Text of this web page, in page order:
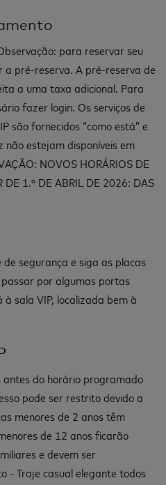
para reservar seu
a pré-reserva. A pré-reserva de
a uma taxa adicional. Para
fazer login. Os serviços de
são fornecidos “como está” e
não estejam disponíveis em
NOVOS HORÁRIOS DE
1.º DE ABRIL DE 2026: DAS
segurança e siga as placas
passar por algumas portas
sala VIP, localizada bem à
antes do horário programado
pode ser restrito devido a
menores de 2 anos têm
de 12 anos ficarão
e devem ser
- Traje casual elegante todos